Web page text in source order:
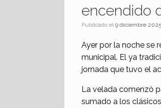
encendido
Publicado el9 diciembre 2025
Ayer por la noche se
municipal. El ya
jornada que tuvo el
La velada comenzó
sumado a los